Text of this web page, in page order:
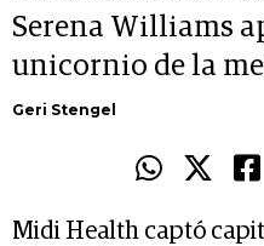
Serena Williams
unicornio de la
Geri Stengel
Midi Health captó